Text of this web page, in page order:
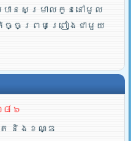
បានសម្រាលកូននៅមូល
កិច្ចព្រមព្រៀងជាមួយ
៨៦
ត្ត និងខណ្ឌ